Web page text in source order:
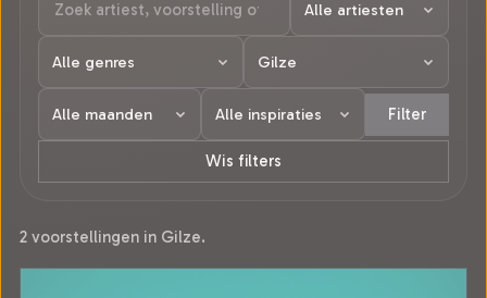
Filter
Wis filters
2 voorstellingen in Gilze.